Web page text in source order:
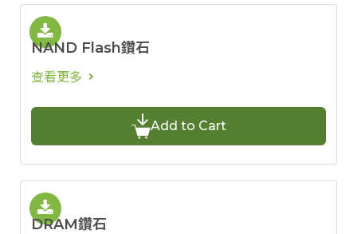
NAND Flash鑽石
查看更多
Add to Cart
DRAM鑽石